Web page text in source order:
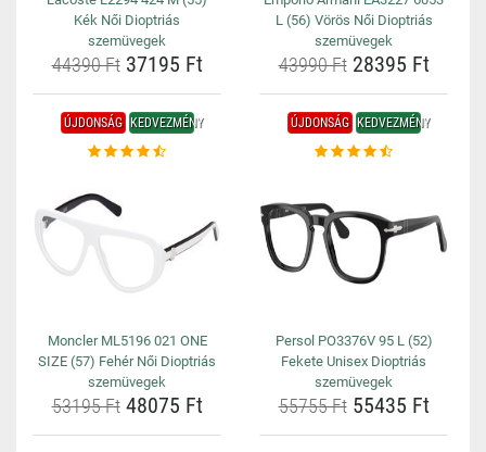
Kék Női Dioptriás
szemüvegek
44390 Ft37195 Ft
L (56) Vörös Női Dioptriás
szemüvegek
43990 Ft28395 Ft
ÚJDONSÁG KEDVEZMÉNY
Moncler ML5196 021 ONE
SIZE (57) Fehér Női Dioptriás
szemüvegek
53195 Ft48075 Ft
ÚJDONSÁG KEDVEZMÉNY
Persol PO3376V 95 L (52)
Fekete Unisex Dioptriás
szemüvegek
55755 Ft55435 Ft